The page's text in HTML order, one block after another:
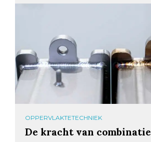
OPPERVLAKTETECHNIEK
De kracht van combinatie